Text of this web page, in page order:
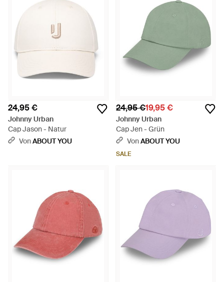
24,95 €
Johnny Urban
Cap Jason - Natur
VonABOUT YOU
24,95 €19,95 €
Johnny Urban
Cap Jen - Grün
VonABOUT YOU
SALE